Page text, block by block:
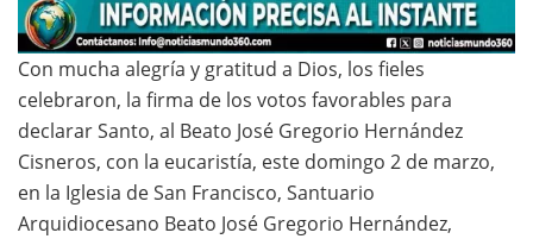
Con mucha alegría y gratitud a Dios, los fieles
celebraron, la firma de los votos favorables para
declarar Santo, al Beato José Gregorio Hernández
Cisneros, con la eucaristía, este domingo 2 de marzo,
en la Iglesia de San Francisco, Santuario
Arquidiocesano Beato José Gregorio Hernández,